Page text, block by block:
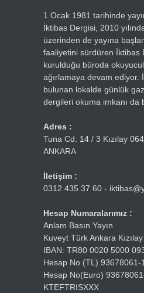
1 Ocak 1981 tarihinde
İktibas Dergisi, 2010
üzerinden de yayına
faaliyetini sürdüren İktibas
kurulduğu büroda
ağırlamaya devam ediyor.
bulunan lokalde günlük
dergileri okuma imkanı da
Adres :
Tuna Cd. 14 / 3 Kızılay
ANKARA
İletişim :
0312 435 37 60 -
Hesap Numaralarımız :
Anlam Basın Yayın
Kuveyt Türk Ankara
IBAN: TR80 0020 5000
Hesap No (TL) 93678061-
Hesap No(Euro)
KTEFTRISXXX